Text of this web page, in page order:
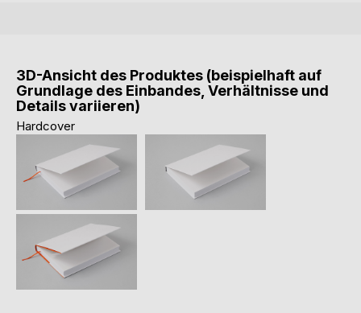
3D-Ansicht des Produktes (beispielhaft auf
Grundlage des Einbandes, Verhältnisse und
Details variieren)
Hardcover